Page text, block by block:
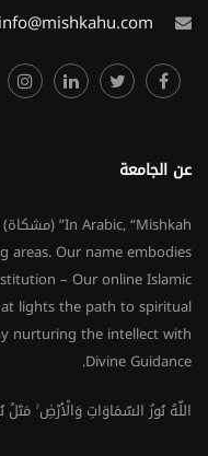
info@mishkahu.com
عن الجامعة
Our name embodies
– Our online Islamic
lights the path to spiritual
nurturing the intellect with
Divine Guidance.
اللَّهُ نُورُ السَّمَاوَاتِ وَالْأَرْضِ